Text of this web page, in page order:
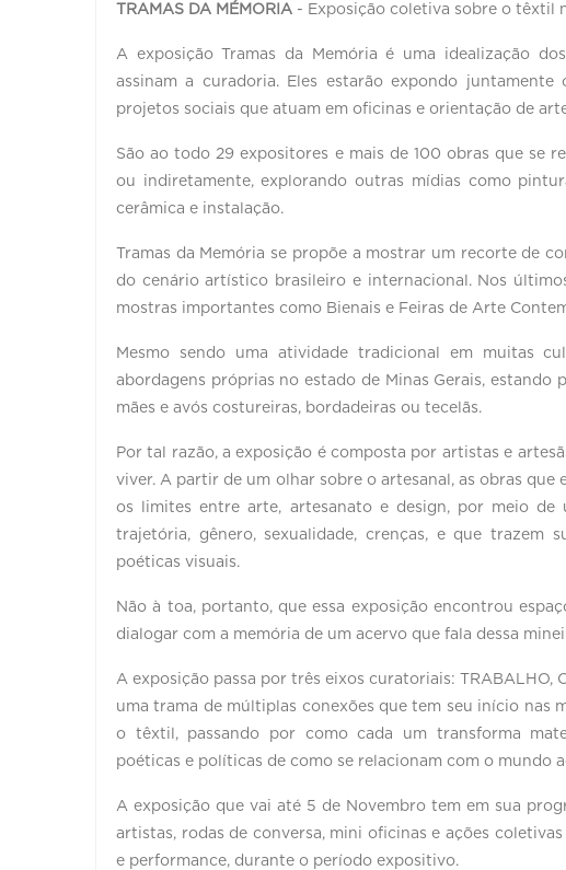
TRAMAS DA MÉMORIA - Exposição coletiva sobre o têxtil
A exposição Tramas da Memória é uma idealização
assinam a curadoria. Eles estarão expondo
projetos sociais que atuam em oficinas e orientação de
São ao todo 29 expositores e mais de 100 obras que se
ou indiretamente, explorando outras mídias como
cerâmica e instalação.
Tramas da Memória se propõe a mostrar um recorte de
do cenário artístico brasileiro e internacional. Nos
mostras importantes como Bienais e Feiras de Arte
Mesmo sendo uma atividade tradicional em muitas
abordagens próprias no estado de Minas Gerais,
mães e avós costureiras, bordadeiras ou tecelãs.
Por tal razão, a exposição é composta por artistas e
viver. A partir de um olhar sobre o artesanal, as obras
os limites entre arte, artesanato e design, por meio de
trajetória, gênero, sexualidade, crenças, e que trazem
poéticas visuais.
Não à toa, portanto, que essa exposição encontrou
dialogar com a memória de um acervo que fala dessa
A exposição passa por três eixos curatoriais: TRABALHO,
uma trama de múltiplas conexões que tem seu início nas
o têxtil, passando por como cada um transforma
poéticas e políticas de como se relacionam com o mundo
A exposição que vai até 5 de Novembro tem em sua
artistas, rodas de conversa, mini oficinas e ações
e performance, durante o período expositivo.